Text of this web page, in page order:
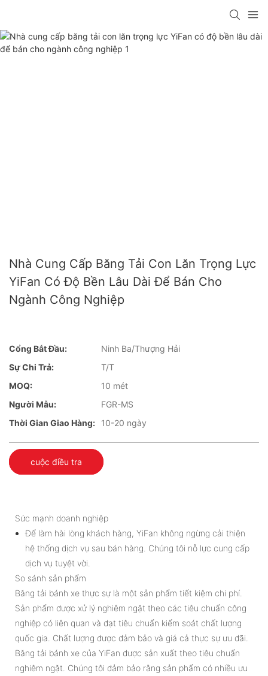
Nhà Cung Cấp Băng Tải Con Lăn Trọng Lực
YiFan Có Độ Bền Lâu Dài Để Bán Cho
Ngành Công Nghiệp
Cổng Bắt Đầu:
Ninh Ba/Thượng Hải
Sự Chi Trả:
T/T
MOQ:
10 mét
Người Mẫu:
FGR-MS
Thời Gian Giao Hàng:
10-20 ngày
cuộc điều tra
Sức mạnh doanh nghiệp
Để làm hài lòng khách hàng, YiFan không ngừng cải thiện
hệ thống dịch vụ sau bán hàng. Chúng tôi nỗ lực cung cấp
dịch vụ tuyệt vời.
So sánh sản phẩm
Băng tải bánh xe thực sự là một sản phẩm tiết kiệm chi phí.
Sản phẩm được xử lý nghiêm ngặt theo các tiêu chuẩn công
nghiệp có liên quan và đạt tiêu chuẩn kiểm soát chất lượng
quốc gia. Chất lượng được đảm bảo và giá cả thực sự ưu đãi.
Băng tải bánh xe của YiFan được sản xuất theo tiêu chuẩn
nghiêm ngặt. Chúng tôi đảm bảo rằng sản phẩm có nhiều ưu